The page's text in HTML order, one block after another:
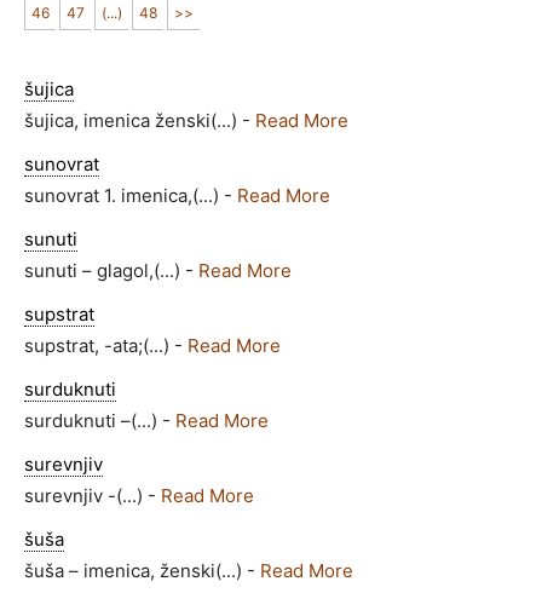
46
47 (...) 48 >>
šujica
šujica, imenica ženski(...) - Read More
sunovrat
sunovrat 1. imenica,(...) - Read More
sunuti
sunuti – glagol,(...) - Read More
supstrat
supstrat, -ata;(...) - Read More
surduknuti
surduknuti –(...) - Read More
surevnjiv
surevnjiv -(...) - Read More
šuša
šuša – imenica, ženski(...) - Read More